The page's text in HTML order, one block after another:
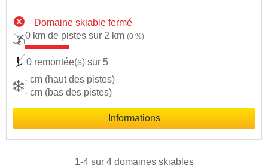
Domaine skiable fermé
0 km de pistes sur 2 km (0 %)
0 remontée(s) sur 5
- cm (haut des pistes)
- cm (bas des pistes)
Informations
1-4sur 4 domaines skiables